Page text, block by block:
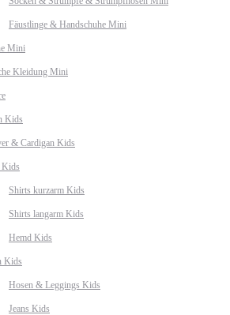
Fäustlinge & Handschuhe Mini
Mini
Kleidung Mini
Kids
& Cardigan Kids
Kids
Shirts kurzarm Kids
Shirts langarm Kids
Hemd Kids
Kids
Hosen & Leggings Kids
Jeans Kids